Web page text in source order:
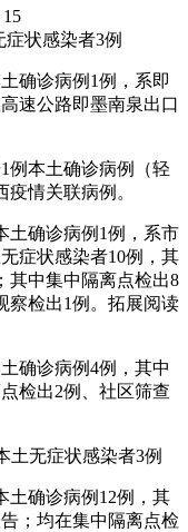
15
状感染者3例
确诊病例1例，系即
速公路即墨南泉出口
例本土确诊病例（轻
情关联病例。
土确诊病例1例，系市
症状感染者10例，其
其中集中隔离点检出8
察检出1例。拓展阅读
确诊病例4例，其中
检出2例、社区筛查
土无症状感染者3例
土确诊病例12例，其
；均在集中隔离点检